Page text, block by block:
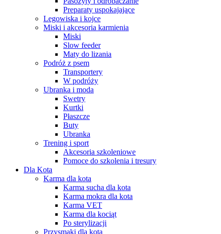
Preparaty uspokajające
Legowiska i kojce
Miski i akcesoria karmienia
Miski
Slow feeder
Maty do lizania
Podróż z psem
Transportery
W podróży
Ubranka i moda
Swetry
Kurtki
Płaszcze
Buty
Ubranka
Trening i sport
Akcesoria szkoleniowe
Pomoce do szkolenia i tresury
Dla Kota
Karma dla kota
Karma sucha dla kota
Karma mokra dla kota
Karma VET
Karma dla kociąt
Po sterylizacji
Przysmaki dla kota